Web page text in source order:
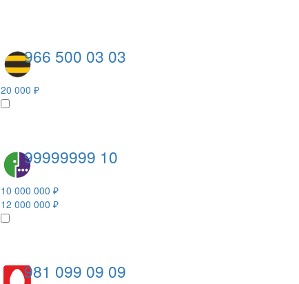
966 500 03 03
20 000 ₽
99999999 10
10 000 000 ₽
12 000 000 ₽
981 099 09 09